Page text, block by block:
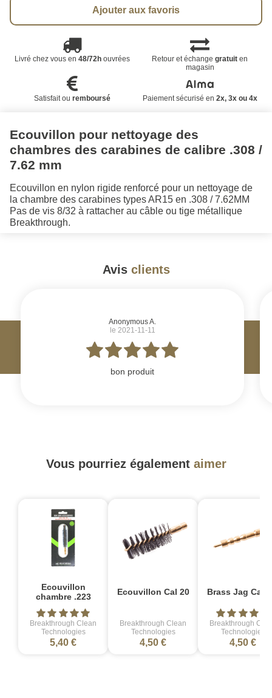
Ajouter aux favoris
Livré chez vous en 48/72houvrées Retour et échangegratuit en
magasin
Satisfait ou remboursé Paiement sécurisé en 2x, 3x ou 4x
Ecouvillon pour nettoyage des
chambres des carabines de calibre .308 /
7.62 mm
Ecouvillon en nylon rigide renforcé pour un nettoyage de
la chambre des carabines types AR15 en .308 / 7.62MM
Pas de vis 8/32 à rattacher au câble ou tige métallique
Breakthrough.
Avis clients
Anonymous A.
le 2021-11-11
bon produit
Vous pourriez également aimer
Ecouvillon
chambre .223
Breakthrough Clean
Technologies
5,40 €
Ecouvillon Cal 20
Breakthrough Clean
Technologies
4,50 €
Brass Jag Cal
Breakthrough
Technologies
4,50 €